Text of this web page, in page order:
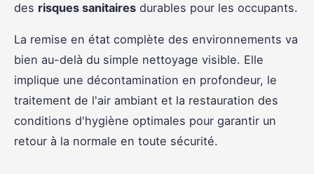
des risques sanitaires durables pour les occupants.
La remise en état complète des environnements va
bien au-delà du simple nettoyage visible. Elle
implique une décontamination en profondeur, le
traitement de l'air ambiant et la restauration des
conditions d'hygiène optimales pour garantir un
retour à la normale en toute sécurité.